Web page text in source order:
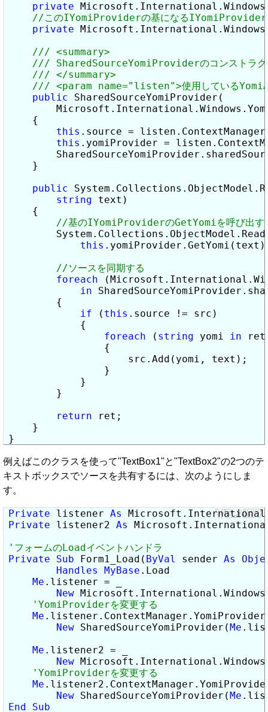
private
private
public SharedSourceYomiProvider(
    {
this .source =
this .yomiProvider =
    }
public
string text)
    {
this
foreach
in
        {
if ( this .source != src)
            {
foreach ( string yomi in
                {
                    src.Add(yomi, text);
                }
            }
        }
return ret;
    }
}
例えばこのクラスを使って"TextBox1"と"TextBox2"の2つのテ
キストボックスでソースを共有するには、次のようにしま
す。
Private listener As
Private listener2 As
Private
Sub Form1_Load( ByVal sender As
Handles
MyBase .Load
Me .listener = _
New
Me
New SharedSourceYomiProvider( Me
Me .listener2 = _
New
Me
New SharedSourceYomiProvider( Me
End
Sub